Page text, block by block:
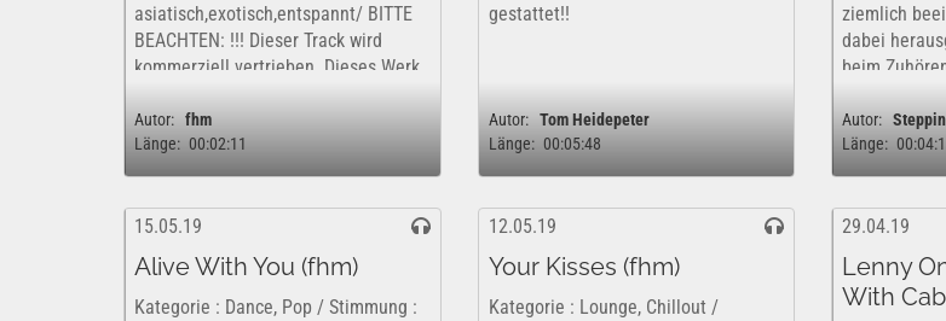
asiatisch,exotisch,entspannt/ BITTE
BEACHTEN: !!! Dieser Track wird
kommerziell vertrieben. Dieses Werk
rechtlich für eine rein private,...
Autor: fhm
Länge: 00:02:11
gestattet!!
Autor: Tom Heidepeter
Länge: 00:05:48
ziemlich
dabei
beim
Autor:
Länge:
15.05.19
Alive With You (fhm)
Kategorie : Dance, Pop / Stimmung :
12.05.19
Your Kisses (fhm)
Kategorie : Lounge, Chillout /
29.04.19
Lenny
With